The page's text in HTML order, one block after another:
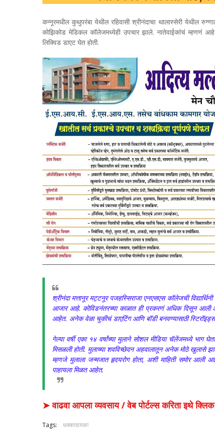
कन्नूरमधील कुथुपरंबा येथील रहिवासी श्रीनंदाचा थालास्सेरी येथील
कोझिकोड मेडिकल कॉलेजमध्येही उपचार झाले. नातेवाईकांचं म्हणणं आहे
लिक्विड डाएट घेत होती.
श्रीनंदा मत्तानूर मट्टनूर पजहस्सिराजा एनएसएस कॉलेजची
आजार आहे. कोविडनंतरच्या काळात ही प्रकरणं अधिक दिसून आली
आहेत. अनेक वेळा चुकीचं डाएटिंग आणि बॉडी बनवण्यासाठी
गेल्या वर्षी एका १४ वर्षांच्या मुलाने सोशल मीडिया चॅलेंजमध्ये भाग
मिसळली होती. मुलाच्या शवविच्छेदन अहवालातून अनेक मोठे खुलासे
म्हणजे मुलाला जन्मजात हृदयरोग होता, अशी माहिती समोर
पाहायला मिळत आहेत.
➤ वाढवा आपला व्यवसाय / वेब पोर्टल्स करिता इथे
Tags: धक्कादायक!